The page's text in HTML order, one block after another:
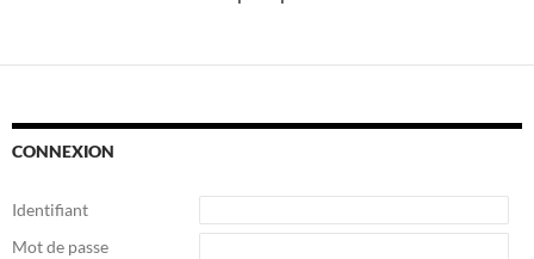
CONNEXION
Identifiant
Mot de passe